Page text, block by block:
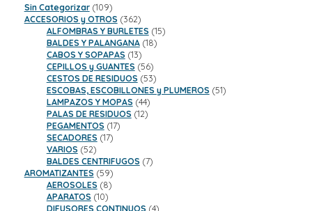
Sin Categorizar 109109
productos
ACCESORIOS y OTROS 362362
productos
ALFOMBRAS Y BURLETES 1515
BALDES Y PALANGANA 1818
CABOS Y SOPAPAS 1313
productos
CEPILLOS y GUANTES 5656
productos
CESTOS DE RESIDUOS 5353
productos
ESCOBAS, ESCOBILLONES y PLUMEROS 5151
LAMPAZOS Y MOPAS 4444
productos
PALAS DE RESIDUOS 1212
PEGAMENTOS 1717
SECADORES 1717
VARIOS 5252
productos
BALDES CENTRIFUGOS 77
AROMATIZANTES 5959
productos
AEROSOLES 88
productos
APARATOS 1010
productos
DIFUSORES CONTINUOS 44